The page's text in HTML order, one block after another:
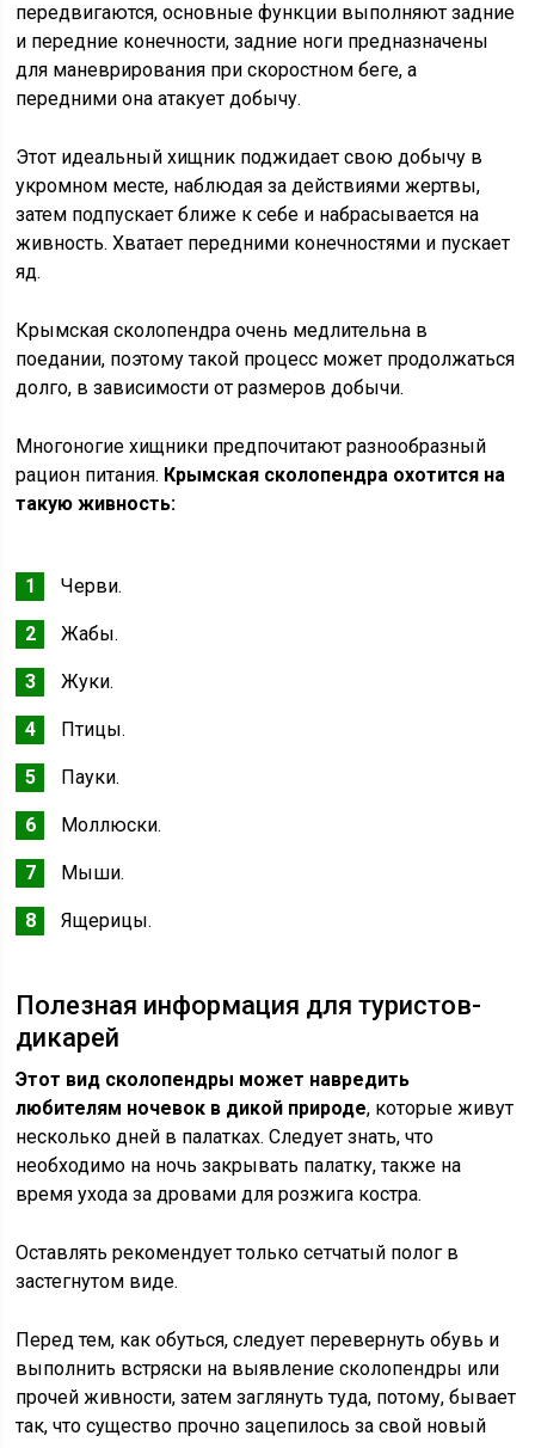
передвигаются, основные функции выполняют задние
и передние конечности, задние ноги предназначены
для маневрирования при скоростном беге, а
передними она атакует добычу.
Этот идеальный хищник поджидает свою добычу в
укромном месте, наблюдая за действиями жертвы,
затем подпускает ближе к себе и набрасывается на
живность. Хватает передними конечностями и пускает
яд.
Крымская сколопендра очень медлительна в
поедании, поэтому такой процесс может продолжаться
долго, в зависимости от размеров добычи.
Многоногие хищники предпочитают разнообразный
рацион питания. Крымская сколопендра охотится на
такую живность:
Черви.
Жабы.
Жуки.
Птицы.
Пауки.
Моллюски.
Мыши.
Ящерицы.
Полезная информация для туристов-
дикарей
Этот вид сколопендры может навредить
любителям ночевок в дикой природе, которые живут
несколько дней в палатках. Следует знать, что
необходимо на ночь закрывать палатку, также на
время ухода за дровами для розжига костра.
Оставлять рекомендует только сетчатый полог в
застегнутом виде.
Перед тем, как обуться, следует перевернуть обувь и
выполнить встряски на выявление сколопендры или
прочей живности, затем заглянуть туда, потому, бывает
так, что существо прочно зацепилось за свой новый